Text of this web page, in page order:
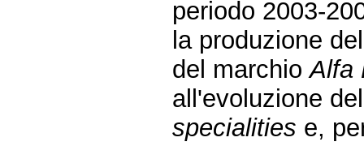
periodo 2003-
la produzione
del marchioAlfa
all'evoluzione
specialities e,